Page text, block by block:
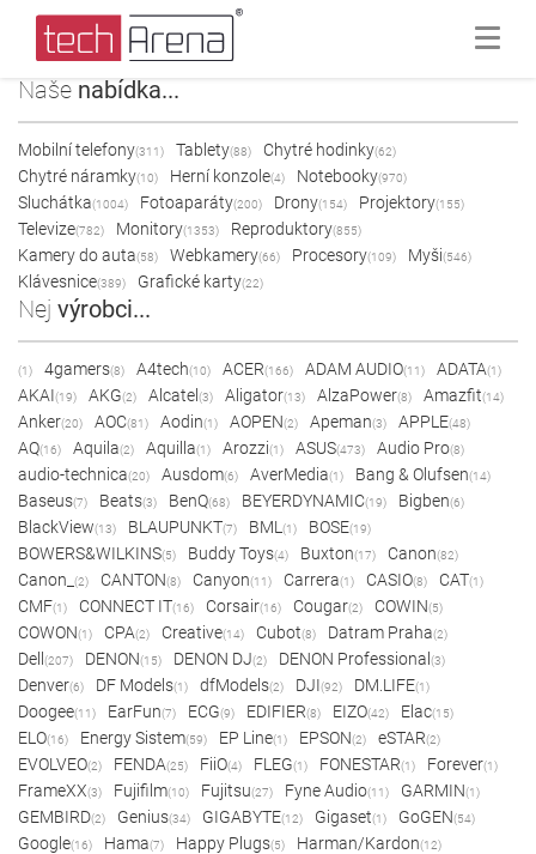
Naše nabídka...
Mobilní telefony(311) Tablety(88) Chytré hodinky(62)
Chytré náramky(10) Herní konzole(4) Notebooky(970)
Sluchátka(1004) Fotoaparáty(200) Drony(154) Projektory(155)
Televize(782) Monitory(1353) Reproduktory(855)
Kamery do auta(58) Webkamery(66) Procesory(109) Myši(546)
Klávesnice(389) Grafické karty(22)
Nej výrobci...
(1) 4gamers(8) A4tech(10) ACER(166) ADAM AUDIO(11) ADATA(1)
AKAI(19) AKG(2) Alcatel (3) Aligator(13) AlzaPower(8) Amazfit(14)
Anker(20) AOC(81) Aodin(1) AOPEN(2) Apeman(3) APPLE(48)
AQ(16) Aquila(2) Aquilla(1) Arozzi(1) ASUS(473) Audio Pro(8)
audio-technica(20) Ausdom(6) AverMedia(1) Bang & Olufsen(14)
Baseus(7) Beats(3) BenQ(68) BEYERDYNAMIC(19) Bigben(6)
BlackView(13) BLAUPUNKT(7) BML (1) BOSE(19)
BOWERS&WILKINS(5) Buddy Toys(4) Buxton(17) Canon(82)
Canon_ (2) CANTON(8) Canyon(11) Carrera(1) CASIO(8) CAT(1)
CMF(1) CONNECT IT(16) Corsair(16) Cougar(2) COWIN(5)
COWON(1) CPA(2) Creative(14) Cubot(8) Datram Praha(2)
Dell (207) DENON(15) DENON DJ(2) DENON Professional (3)
Denver(6) DF Models(1) dfModels(2) DJI(92) DM.LIFE(1)
Doogee(11) EarFun(7) ECG(9) EDIFIER(8) EIZO(42) Elac(15)
ELO(16) Energy Sistem(59) EP Line(1) EPSON(2) eSTAR(2)
EVOLVEO(2) FENDA(25) FiiO(4) FLEG(1) FONESTAR(1) Forever(1)
FrameXX(3) Fujifilm(10) Fujitsu(27) Fyne Audio(11) GARMIN(1)
GEMBIRD(2) Genius(34) GIGABYTE(12) Gigaset(1) GoGEN(54)
Google(16) Hama(7) Happy Plugs(5) Harman/Kardon(12)